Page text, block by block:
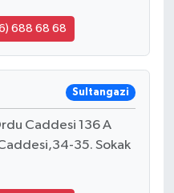
688 68 68
Sultangazi
Caddesi 136 A
35. Sokak